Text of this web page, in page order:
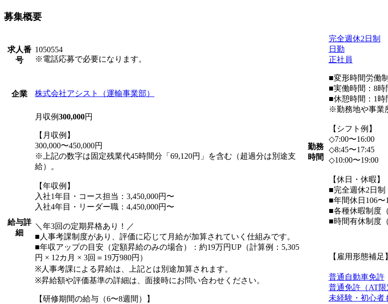
募集概要
求人番
号
1050554
※電話応募で必要になります。
企業 株式会社アシスト（運輸事業部）
給与詳
細
月収例300,000円
【月収例】
300,000〜450,000円
※上記の数字は固定残業代45時間分「69,120円」を含む（超過分は別途支
給）。
【年収例】
入社1年目・コース担当：3,450,000円〜
入社4年目・リーダー職：4,450,000円〜
＼年3回の定期昇格あり！／
■人事考課制度があり、評価に応じて月給が加算されていく仕組みです。
■年収アップの目安（定額昇給のみの場合）：約19万円UP（計算例：5,305
円 × 12カ月 × 3回＝19万980円）
※人事考課による昇給は、上記とは別途加算されます。
※昇給額や評価基準の詳細は、面接時にお問い合わせください。
【研修期間の給与（6〜8週間）】
勤務
時間
完全週休2日制
日勤
正社員
■変形時間労働
■実働時間：8時
■休憩時間：1時
※勤務地や事業
【シフト例】
◇7:00〜16:00
◇8:45〜17:45
◇10:00〜19:00
【休日・休暇】
■完全週休2日制
■年間休日106〜
■各種休暇制度
■時間有休制度
【雇用形態補
普通自動車免許
普通免許（AT限
未経験・初心者